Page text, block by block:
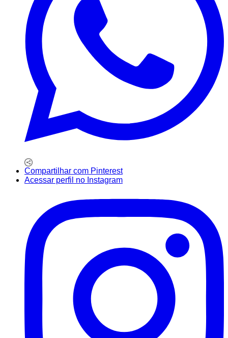
Compartilhar com Pinterest
Acessar perfil no Instagram